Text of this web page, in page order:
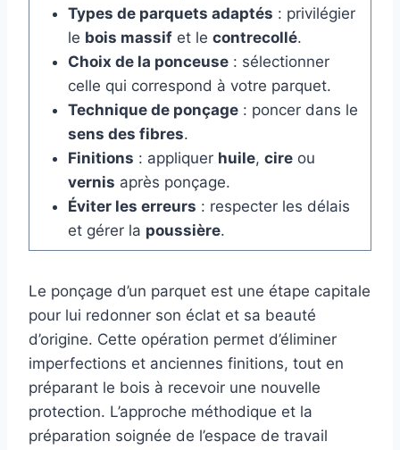
Types de parquets adaptés : privilégier
le bois massifet le contrecollé.
Choix de la ponceuse: sélectionner
celle qui correspond à votre parquet.
Technique de ponçage: poncer dans le
sens des fibres.
Finitions : appliquer huile, cireou
vernis après ponçage.
Éviter les erreurs : respecter les délais
et gérer la poussière.
Le ponçage d’un parquet est une étape capitale
pour lui redonner son éclat et sa beauté
d’origine. Cette opération permet d’éliminer
imperfections et anciennes finitions, tout en
préparant le bois à recevoir une nouvelle
protection. L’approche méthodique et la
préparation soignée de l’espace de travail